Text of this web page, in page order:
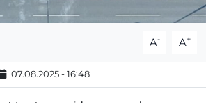
A- A+
07.08.2025 - 16:48